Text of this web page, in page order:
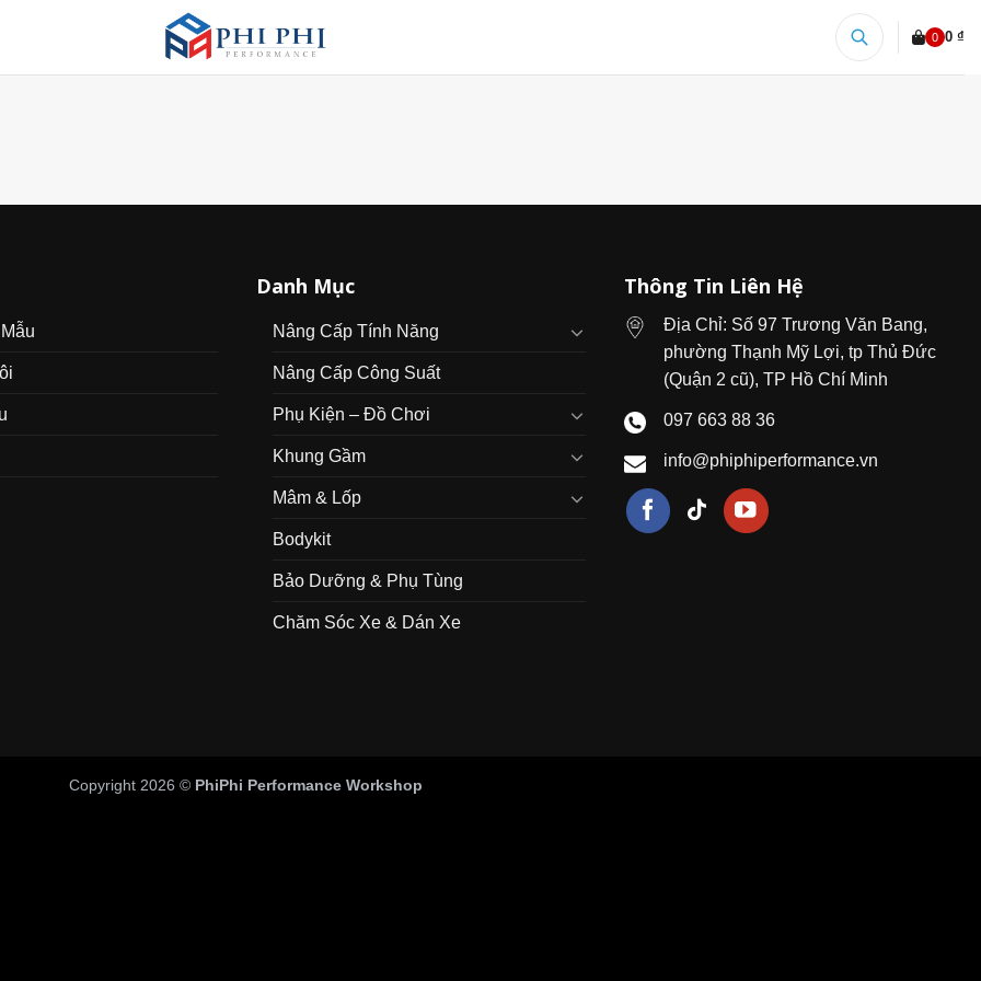
0 0 ₫
Danh Mục
Nâng Cấp Tính Năng
Nâng Cấp Công Suất
Phụ Kiện – Đồ Chơi
Khung Gầm
Mâm & Lốp
Bodykit
Bảo Dưỡng & Phụ Tùng
Chăm Sóc Xe & Dán Xe
Thông Tin Liên Hệ
Địa Chỉ: Số 97 Trương Văn Bang,
phường Thạnh Mỹ Lợi, tp Thủ Đức
(Quận 2 cũ), TP Hồ Chí Minh
097 663 88 36
info@phiphiperformance.vn
Copyright 2026 © PhiPhi Performance Workshop